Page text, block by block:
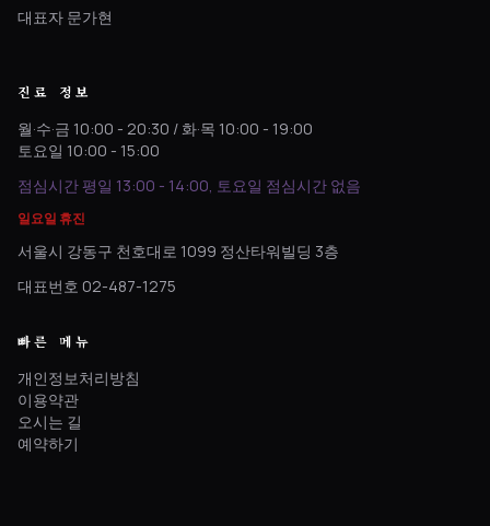
대표자 문가현
진료 정보
월·수·금 10:00 - 20:30 / 화·목 10:00 - 19:00
토요일 10:00 - 15:00
점심시간 평일 13:00 - 14:00, 토요일 점심시간 없음
일요일 휴진
서울시 강동구 천호대로 1099 정산타워빌딩 3층
대표번호 02-487-1275
빠른 메뉴
개인정보처리방침
이용약관
오시는 길
예약하기